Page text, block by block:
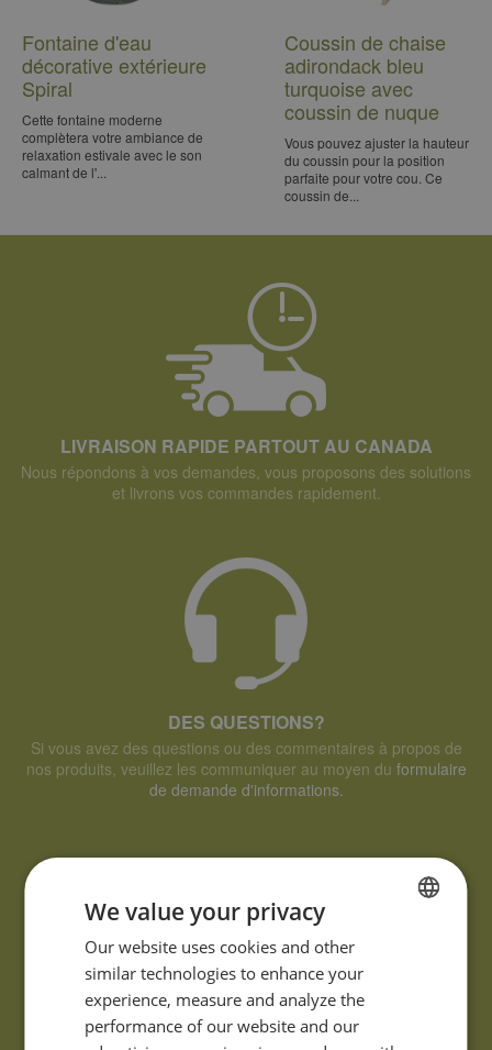
Fontaine d'eau
décorative extérieure
Spiral
Cette fontaine moderne
complètera votre ambiance de
relaxation estivale avec le son
calmant de l'...
Coussin de chaise
adirondack bleu
turquoise avec
coussin de nuque
Vous pouvez ajuster la hauteur
du coussin pour la position
parfaite pour votre cou. Ce
coussin de...
LIVRAISON RAPIDE PARTOUT AU CANADA
Nous répondons à vos demandes, vous proposons des solutions
et livrons vos commandes rapidement.
DES QUESTIONS?
Si vous avez des questions ou des commentaires à propos de
nos produits, veuillez les communiquer au moyen du formulaire
de demande d'informations.
FRENCH
ENGLISH
We value your privacy
Our website uses cookies and other
similar technologies to enhance your
experience, measure and analyze the
performance of our website and our